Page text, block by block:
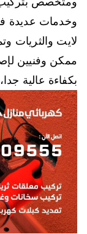
وخدمات عديدة
لايت والثريات
ممكن وفنيين
بكفاءة عالية